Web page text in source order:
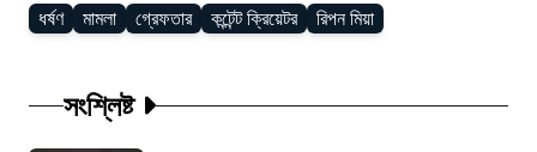
ধর্ষণ মামলা গ্রেফতার কন্টেন্ট ক্রিয়েটর রিপন মিয়া
সংশ্লিষ্ট